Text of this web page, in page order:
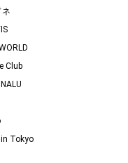
ネ
Club
Tokyo